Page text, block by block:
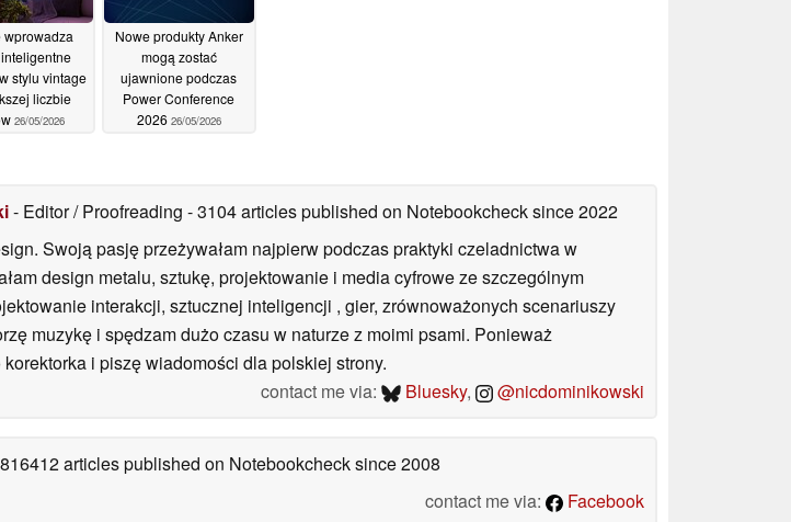
wprowadza
stylu vintage
liczbie
26/05/2026
Nowe produkty Anker
mogą zostać
ujawnione podczas
Power Conference
2026 26/05/2026
- Editor / Proofreading - 3104 articles published on Notebookchecksince 2022
Swoją pasję przeżywałam najpierw podczas praktyki czeladnictwa w
design metalu, sztukę, projektowanie i media cyfrowe ze szczególnym
interakcji, sztucznej inteligencji , gier, zrównoważonych scenariuszy
muzykę i spędzam dużo czasu w naturze z moimi psami. Ponieważ
i piszę wiadomości dla polskiej strony.
contact me via:
Bluesky, @nicdominikowski
articles published on Notebookchecksince 2008
contact me via:
Facebook